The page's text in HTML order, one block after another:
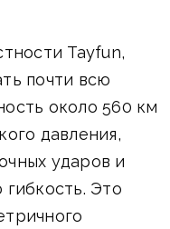
Tayfun,
почти всю
около 560 км
давления,
ударов и
гибкость. Это